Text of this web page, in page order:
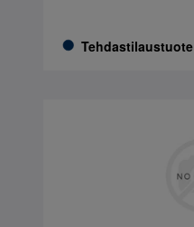
Tehdastilaustuote